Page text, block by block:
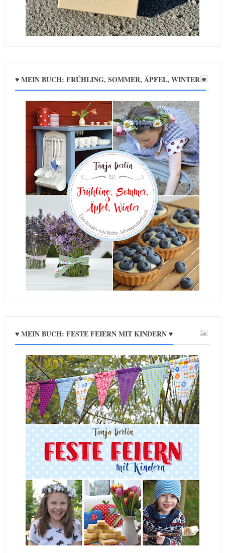
♥ MEIN BUCH: FRÜHLING, SOMMER, ÄPFEL, WINTER ♥
♥ MEIN BUCH: FESTE FEIERN MIT KINDERN ♥